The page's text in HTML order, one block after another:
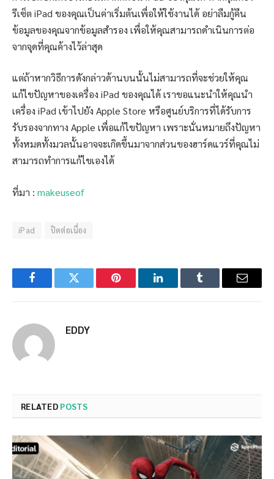
รีเซ็ต iPad ของคุณเป็นค่าเริ่มต้นเพื่อให้ใช้งานได้ อย่าลืมกู้คืน
ข้อมูลของคุณจากข้อมูลสำรอง เพื่อให้คุณสามารถดำเนินการต่อ
จากจุดที่คุณค้างไว้ล่าสุด
แต่ถ้าหากวิธีการดังกล่าวด้านบนนั้นไม่สามารถที่จะช่วยให้คุณ
แก้ไขปัญหาของเครื่อง iPad ของคุณได้ เราขอแนะนำให้คุณนำ
เครื่อง iPad เข้าไปยัง Apple Store หรือศูนย์บริการที่ได้รับการ
รับรองจากทาง Apple เพื่อแก้ไขปัญหา เพราะนั่นหมายถึงปัญหา
ทั้งหมดทั้งมวลนั้นอาจจะเกิดขึ้นมาจากส่วนของฮาร์ดแวร์ที่คุณไม่
สามารถทำการแก้ไขเองได้
ที่มา : makeuseof
iPad ปิดต่อเนื่อง
FacebookTwitter Pinterest LinkedInTumblr Email
EDDY
RELATED POSTS